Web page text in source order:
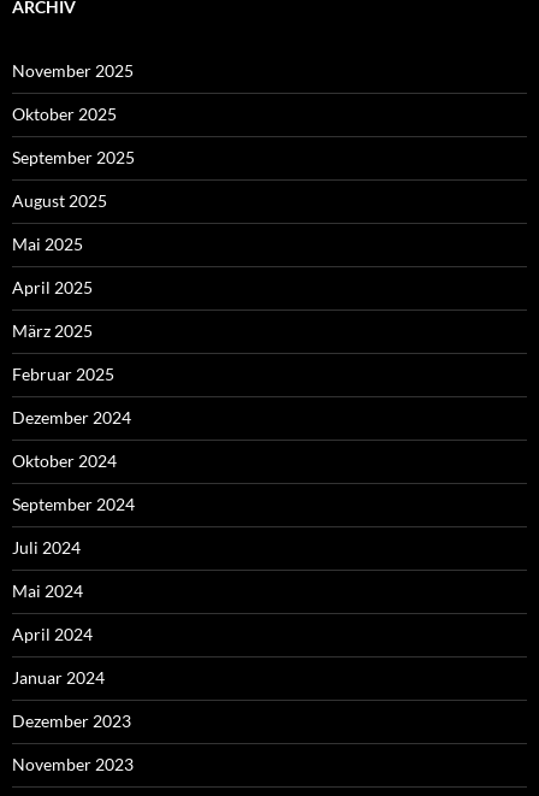
ARCHIV
November 2025
Oktober 2025
September 2025
August 2025
Mai 2025
April 2025
März 2025
Februar 2025
Dezember 2024
Oktober 2024
September 2024
Juli 2024
Mai 2024
April 2024
Januar 2024
Dezember 2023
November 2023